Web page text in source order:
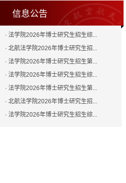
信息公告
· 法学院2026年博士研究生招生综...
· 北航法学院2026年博士研究生招...
· 法学院2026年博士研究生招生第...
· 法学院2026年博士研究生招生综...
· 法学院2026年博士研究生招生第...
· 北航法学院2026年博士研究生招...
· 法学院2026年博士研究生招生综...